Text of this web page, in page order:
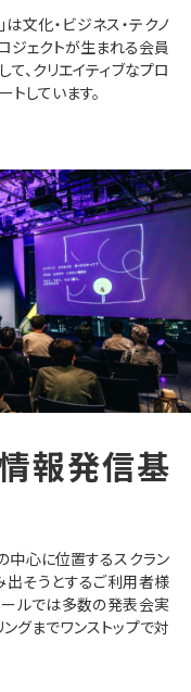
は文化・ビジネス・テクノ
ジェクトが生まれる会員
、クリエイティブなプロ
しています。
報発信基
中心に位置するスクラン
そうとするご利用者様
ールでは多数の発表会実
グまでワンストップで対